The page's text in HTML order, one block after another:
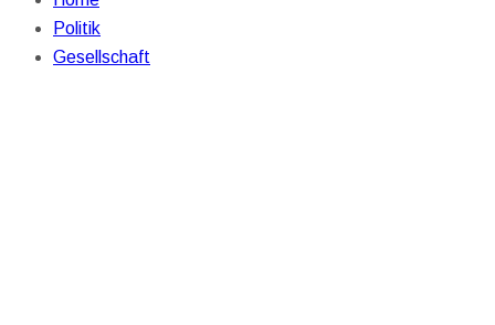
Politik
Gesellschaft